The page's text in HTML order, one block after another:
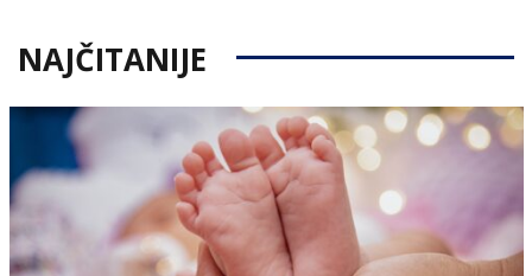
NAJČITANIJE